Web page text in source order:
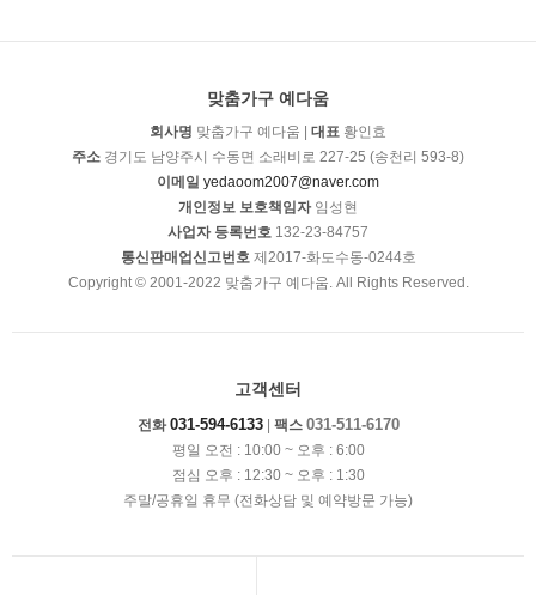
맞춤가구 예다움
회사명 맞춤가구 예다움 | 대표 황인효
주소 경기도 남양주시 수동면 소래비로 227-25 (송천리 593-8)
이메일 yedaoom2007@naver.com
개인정보 보호책임자임성현
사업자 등록번호 132-23-84757
통신판매업신고번호제2017-화도수동-0244호
Copyright © 2001-2022 맞춤가구 예다움. All Rights Reserved.
고객센터
전화 031-594-6133| 팩스 031-511-6170
평일 오전 : 10:00 ~ 오후 : 6:00
점심 오후 : 12:30 ~ 오후 : 1:30
주말/공휴일 휴무 (전화상담 및 예약방문 가능)